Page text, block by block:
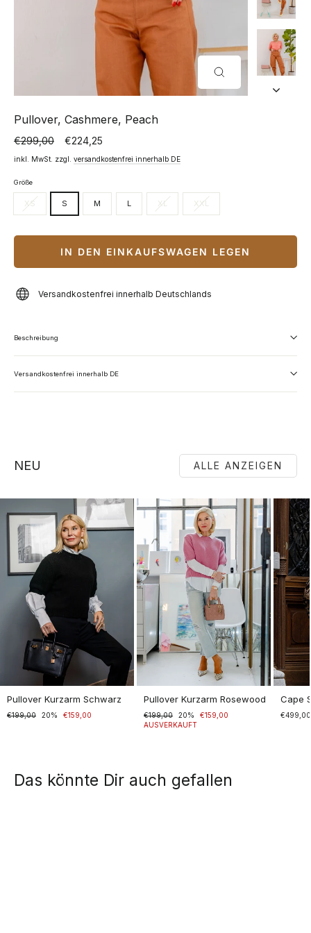
ESC)
Pullover, Cashmere, Peach
Normaler
Preis
€299,00
Sonderpreis €224,25
inkl. MwSt. zzgl. versandkostenfrei innerhalb DE
Größe
XS S M L XL XXL
IN DEN EINKAUFSWAGEN LEGEN
Versandkostenfrei innerhalb Deutschlands
Beschreibung
Versandkostenfrei innerhalb DE
NEU ALLE ANZEIGEN
Pullover Kurzarm Schwarz
Normaler
€199,00
Sonderpreis20% €159,00
Pullover Kurzarm Rosewood
Normaler
Preis
€199,00
Sonderpreis20%
€159,00
AUSVERKAUFT
Cape
€499,00
Das könnte Dir auch gefallen